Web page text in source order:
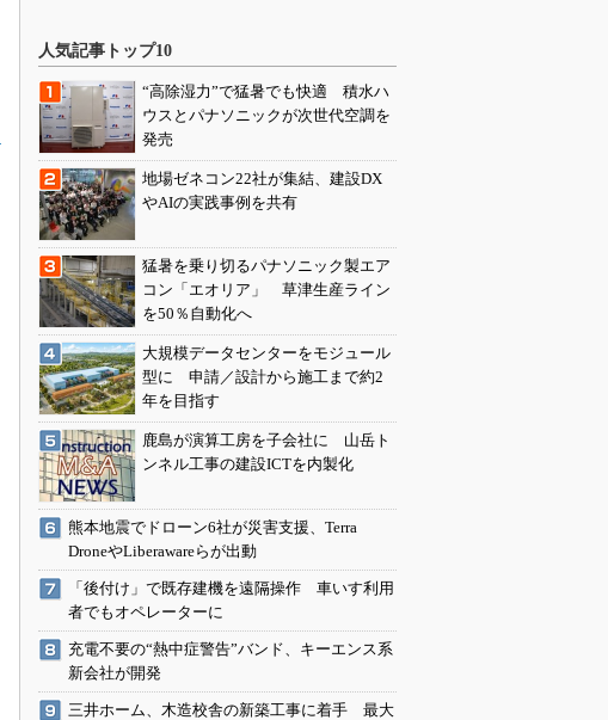
人気記事トップ10
“高除湿力”で猛暑でも快適 積水ハ
ウスとパナソニックが次世代空調を
発売
地場ゼネコン22社が集結、建設DX
やAIの実践事例を共有
猛暑を乗り切るパナソニック製エア
コン「エオリア」 草津生産ライン
を50％自動化へ
大規模データセンターをモジュール
型に 申請／設計から施工まで約2
年を目指す
鹿島が演算工房を子会社に 山岳ト
ンネル工事の建設ICTを内製化
熊本地震でドローン6社が災害支援、Terra
DroneやLiberawareらが出動
「後付け」で既存建機を遠隔操作 車いす利用
者でもオペレーターに
充電不要の“熱中症警告”バンド、キーエンス系
新会社が開発
三井ホーム、木造校舎の新築工事に着手 最大